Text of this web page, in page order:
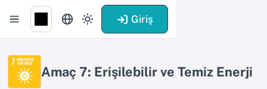
Giriş
Amaç 7: Erişilebilir ve Temiz Enerji